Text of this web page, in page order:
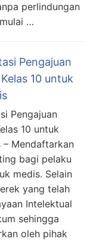
perlindungan
…
Pengajuan
10 untuk
Pengajuan
10 untuk
– Mendaftarkan
bagi pelaku
medis. Selain
yang telah
Intelektual
sehingga
oleh pihak